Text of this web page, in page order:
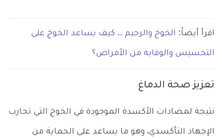
اقرأ أيضاً: الخوخ والرجيم .. كيف يساعد الخوخ على
التخسيس والوقاية من الأمراض؟
تعزيز صحة الدماغ
نتيجة لمضادات الأكسدة الموجودة في الخوخ التي تحارب
الإجهاد التأكسدي، وهو ما يساعد على الحماية من